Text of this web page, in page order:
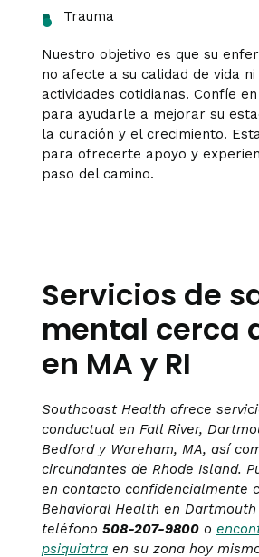
Trauma
Nuestro objetivo es que su
no afecte a su calidad de vida ni
actividades cotidianas. Confíe
para ayudarle a mejorar su
la curación y el crecimiento.
para ofrecerte apoyo y
paso del camino.
Servicios de
mental cerca
en MA y RI
Southcoast Health ofrece
conductual en Fall River,
Bedford y Wareham, MA, así
circundantes de Rhode Island.
en contacto confidencialmente
Behavioral Health en
teléfono 508-207-9800 o
psiquiatra en su zona hoy